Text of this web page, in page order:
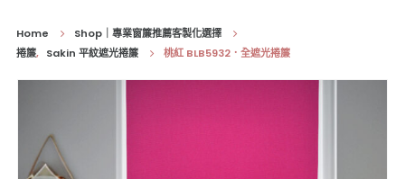
Home
Shop｜專業窗簾推薦客製化選擇
捲簾, Sakin 平紋遮光捲簾 桃紅 BLB5932．全遮光捲簾